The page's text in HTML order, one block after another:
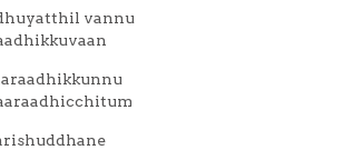
vannu